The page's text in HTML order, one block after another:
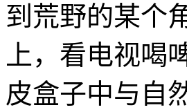
到荒野的某个
上，看电视喝
皮盒子中与自